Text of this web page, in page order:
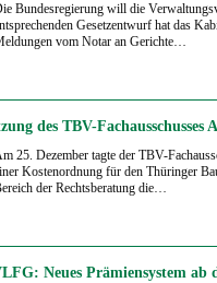
Bundesregierung will die
Gesetzentwurf hat das
vom Notar an Gerichte…
des TBV-Fachausschusses
25. Dezember tagte der TBV-
Kostenordnung für den Thüringer
der Rechtsberatung die…
Neues Prämiensystem ab